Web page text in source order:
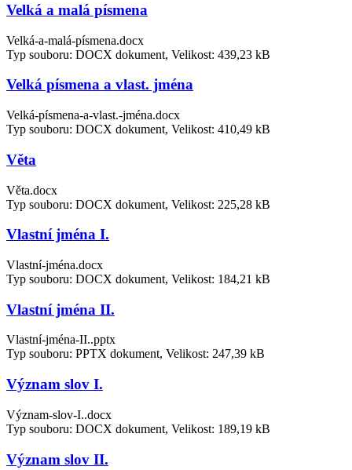
Velká a malá písmena
Velká-a-malá-písmena.docx
Typ souboru: DOCX dokument, Velikost: 439,23 kB
Velká písmena a vlast. jména
Velká-písmena-a-vlast.-jména.docx
Typ souboru: DOCX dokument, Velikost: 410,49 kB
Věta
Věta.docx
Typ souboru: DOCX dokument, Velikost: 225,28 kB
Vlastní jména I.
Vlastní-jména.docx
Typ souboru: DOCX dokument, Velikost: 184,21 kB
Vlastní jména II.
Vlastní-jména-II..pptx
Typ souboru: PPTX dokument, Velikost: 247,39 kB
Význam slov I.
Význam-slov-I..docx
Typ souboru: DOCX dokument, Velikost: 189,19 kB
Význam slov II.